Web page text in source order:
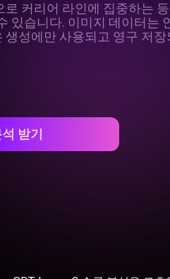
커리어 라인에 집중하는
있습니다. 이미지 데이터는
생성에만 사용되고 영구 저장
받기